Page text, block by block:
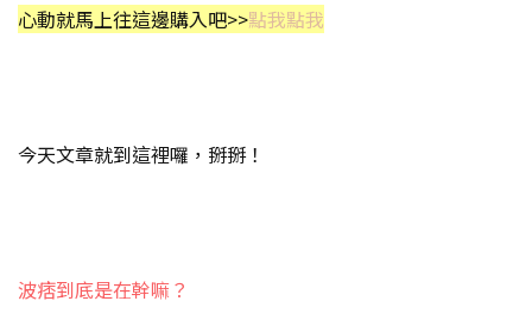
心動就馬上往這邊購入吧>>點我點我
今天文章就到這裡囉，掰掰！
波痞到底是在幹嘛？